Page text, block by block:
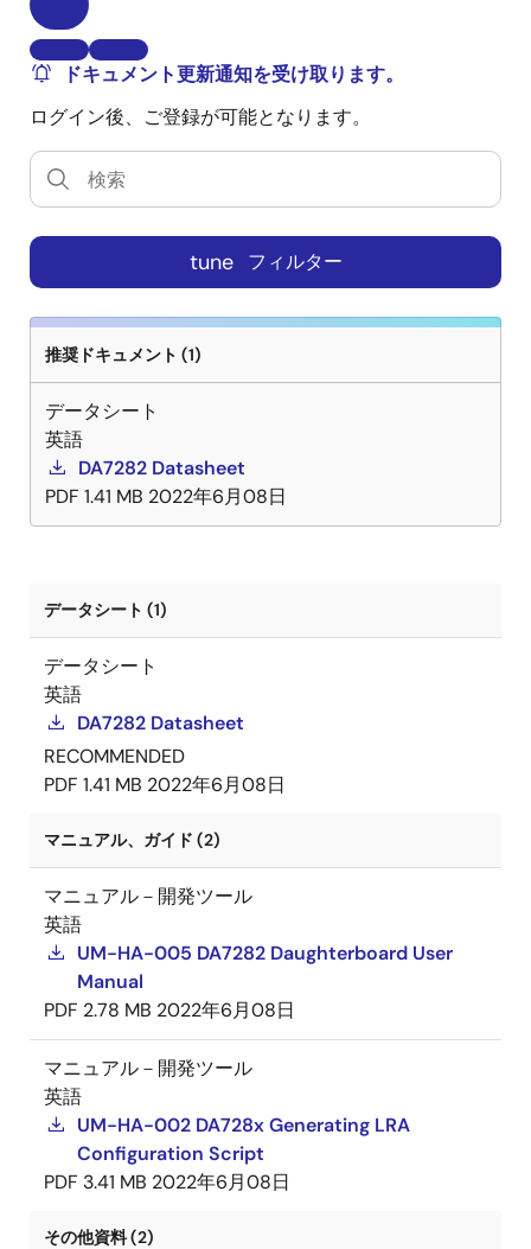
ドキュメント更新通知を受け取ります。
ログイン後、ご登録が可能となります。
tune フィルター
推奨ドキュメント (1)
データシート
英語
DA7282 Datasheet
PDF 1.41 MB 2022年6月08日
データシート (1)
データシート
英語
DA7282 Datasheet
RECOMMENDED
PDF 1.41 MB 2022年6月08日
マニュアル、ガイド (2)
マニュアル－開発ツール
英語
UM-HA-005 DA7282 Daughterboard User
Manual
PDF 2.78 MB 2022年6月08日
マニュアル－開発ツール
英語
UM-HA-002 DA728x Generating LRA
Configuration Script
PDF 3.41 MB 2022年6月08日
その他資料 (2)